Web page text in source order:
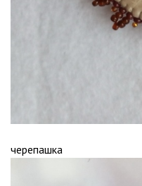
черепашка